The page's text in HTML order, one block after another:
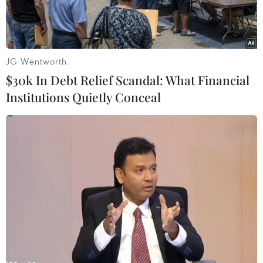
Đại sứ Palestine tại Việt Nam – Ngài Saadi Salama tham gia
hiến máu nhân đạo. (Ảnh: PV/Vietnam+)
Ngày 16/2, Đại sứ Palestine tại Việt Nam Saadi
Salama cùng các sinh viên Palestine đang sinh
sống và học tập tại Việt Nam đã tới Bệnh viện
Hữu nghị Việt Đức tham gia hiến máu nhân
JG Wentworth
$30k In Debt Relief Scandal: What Financial
Institutions Quietly Conceal